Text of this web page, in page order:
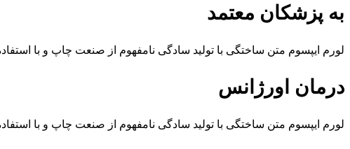
به پزشکان معتمد
لورم ایپسوم متن ساختگی با تولید سادگی نامفهوم از صنعت چاپ و با
درمان اورژانس
لورم ایپسوم متن ساختگی با تولید سادگی نامفهوم از صنعت چاپ و با